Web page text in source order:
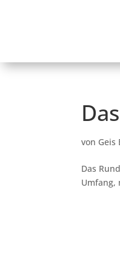
von Geis
Das
Umfang,